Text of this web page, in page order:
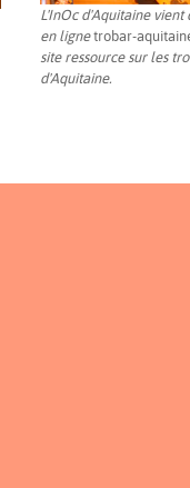
L'InOc d'Aquitaine vient
en lignetrobar-
site ressource sur les
d'Aquitaine.